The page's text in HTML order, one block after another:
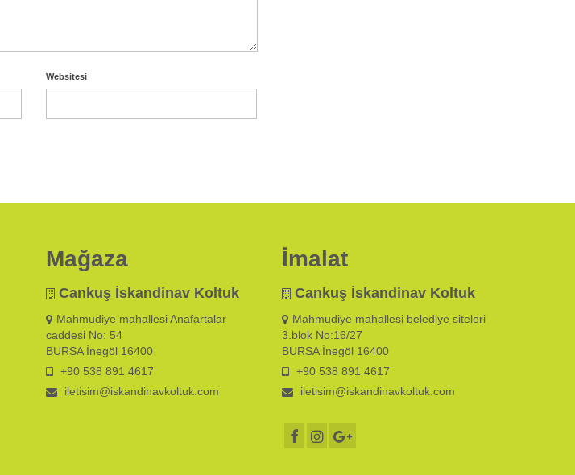
Websitesi
Mağaza
Cankuş İskandinav Koltuk
Mahmudiye mahallesi Anafartalar
caddesi No: 54
BURSA İnegöl 16400
+90 538 891 4617
iletisim@iskandinavkoltuk.com
İmalat
Cankuş İskandinav Koltuk
Mahmudiye mahallesi belediye siteleri
3.blok No:16/27
BURSA İnegöl 16400
+90 538 891 4617
iletisim@iskandinavkoltuk.com